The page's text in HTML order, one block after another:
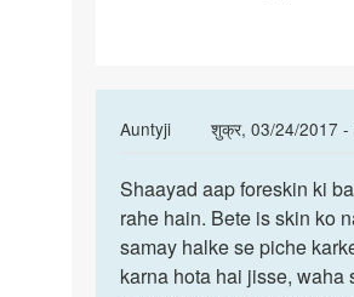
Auntyji
शुक्र, 03/24/2017
In
to
Aunty
ii
please
Shaayad
aap
foreskin
ki
Shaayad aap foreskin ki
rahe hain. Bete is skin ko
samay halke se piche
karna hota hai jisse, waha